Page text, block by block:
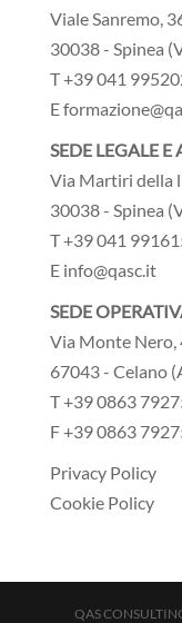
Viale Sanremo,
30038 - Spinea
T +39 041
E
SEDE LEGALE
Via Martiri della
30038 - Spinea
T +39 041
E info@qasc.it
SEDE
Via Monte Nero,
67043 - Celano
T +39 0863
F +39 0863
Privacy Policy
Cookie Policy
QAS